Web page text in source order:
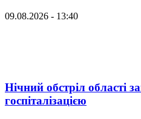
09.08.2026 - 13:40
Нічний обстріл області
госпіталізацією